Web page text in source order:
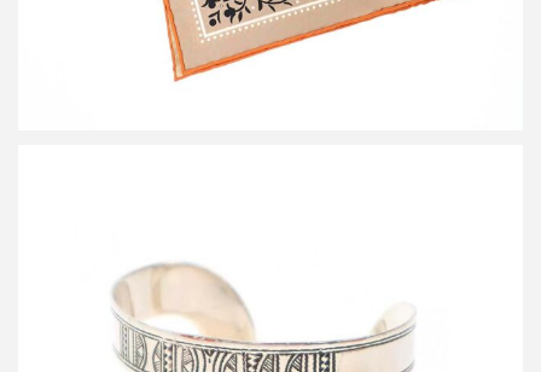
エルメス TUAREG GM トゥアレグGM シルバーバングルブレスレ
ット